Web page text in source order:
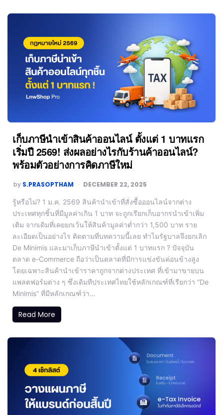
เก็บภาษีนำเข้าสินค้าออนไลน์ ตั้งแต่ 1 บาทแรก
เริ่มปี 2569! ส่งผลอย่างไรกับร้านค้าออนไลน์?
พร้อมตัวอย่างการคิดภาษีใหม่
by S.PRASOPTHAM DECEMBER 22, 2025
รู้หรือไม่? 1 ม.ค. 2569 สินค้านำเข้าที่สั่งซื้อออนไลน์จากต่าง
ประเทศทุกชิ้นที่มีมูลค่าเกิน 1 บาท จะถูกเรียกเก็บอากรนำเข้าเพิ่ม
เติม จากเดิมที่เคยยกเว้นให้สินค้ามูลค่าต่ำกว่า 1,500 บาท ราย
ละเอียดเป็นอย่างไร ติดตามที่บทความนี้เลย ทำไมรัฐบาลจึงยกเลิก
De Minimis และมาเก็บภาษีนำเข้าตั้งแต่ 1 บาทแรก ? ปัจจุบัน
ตลาด e-Commerce ถือว่าเป็นตลาดที่มีการแข่งขันค่อนข้างสูง
โดยเฉพาะสินค้านำเข้าราคาถูกจากต่างประเทศ ที่เข้ามาขายบน
แพลตฟอร์มต่าง ๆ ซึ่งเดิมทีประเทศไทยใช้หลักเกณฑ์ที่เรียกว่า “De
Minimis” ที่มีหลักเกณฑ์ว่า…
Read More